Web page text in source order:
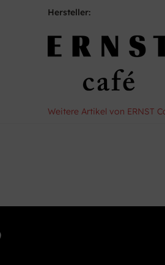
Hersteller:
Weitere Artikel von ERNST